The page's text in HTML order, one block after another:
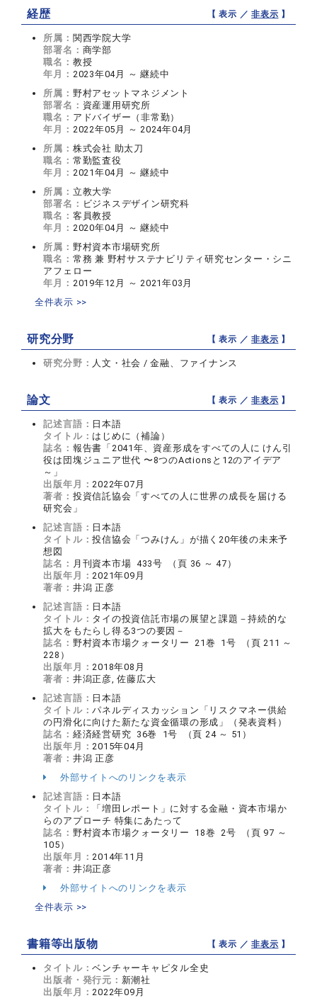
経歴 【 表示 ／非表示 】
所属： 関西学院大学
部署名： 商学部
職名： 教授
年月： 2023年04月 ～ 継続中
所属： 野村アセットマネジメント
部署名： 資産運用研究所
職名： アドバイザー（非常勤）
年月： 2022年05月 ～ 2024年04月
所属： 株式会社 助太刀
職名： 常勤監査役
年月： 2021年04月 ～ 継続中
所属： 立教大学
部署名： ビジネスデザイン研究科
職名： 客員教授
年月： 2020年04月 ～ 継続中
所属： 野村資本市場研究所
職名： 常務 兼 野村サステナビリティ研究センター・シニ
アフェロー
年月： 2019年12月 ～ 2021年03月
全件表示 >>
研究分野 【 表示 ／非表示 】
研究分野： 人文・社会 / 金融、ファイナンス
論文 【 表示 ／非表示 】
記述言語： 日本語
タイトル： はじめに（補論）
誌名： 報告書「2041年、資産形成をすべての人に けん引
役は団塊ジュニア世代 〜8つのActionsと12のアイデア
～」
出版年月：2022年07月
著者： 投資信託協会「すべての人に世界の成長を届ける
研究会」
記述言語： 日本語
タイトル：投信協会「つみけん」が描く20年後の未来予
想図
誌名： 月刊資本市場 433号 （頁 36 ～ 47）
出版年月：2021年09月
著者： 井潟 正彦
記述言語： 日本語
タイトル： タイの投資信託市場の展望と課題－持続的な
拡大をもたらし得る3つの要因－
誌名： 野村資本市場クォータリー 21巻 1号 （頁 211 ～
228）
出版年月：2018年08月
著者： 井潟正彦, 佐藤広大
記述言語： 日本語
タイトル：パネルディスカッション「リスクマネー供給
の円滑化に向けた新たな資金循環の形成」（発表資料）
誌名： 経済経営研究 36巻 1号 （頁 24 ～ 51）
出版年月：2015年04月
著者： 井潟 正彦
外部サイトへのリンクを表示
記述言語： 日本語
タイトル：
「増田レポート」に対する金融・資本市場か
らのアプローチ 特集にあたって
誌名： 野村資本市場クォータリー 18巻 2号 （頁 97 ～
105）
出版年月：2014年11月
著者： 井潟正彦
外部サイトへのリンクを表示
全件表示 >>
書籍等出版物 【 表示 ／非表示 】
タイトル：ベンチャーキャピタル全史
出版者・発行元： 新潮社
出版年月：2022年09月